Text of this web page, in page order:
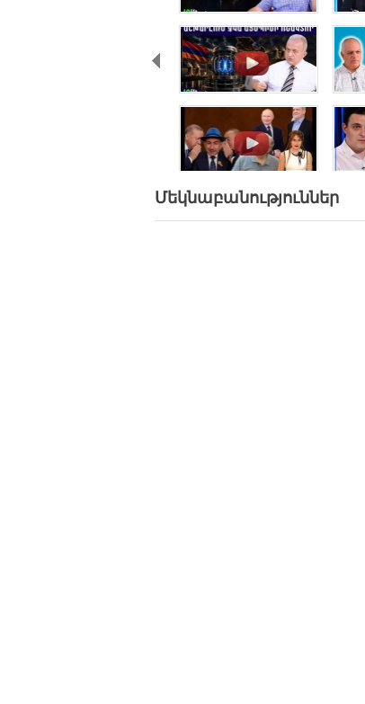
.
.
Մեկնաբանություններ